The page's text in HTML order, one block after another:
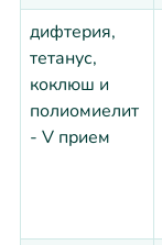
дифтерия,
тетанус,
коклюш и
полиомиелит
- V прием